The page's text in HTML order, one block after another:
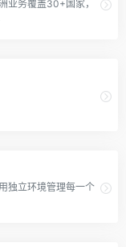
业务覆盖30+国家，
独立环境管理每一个